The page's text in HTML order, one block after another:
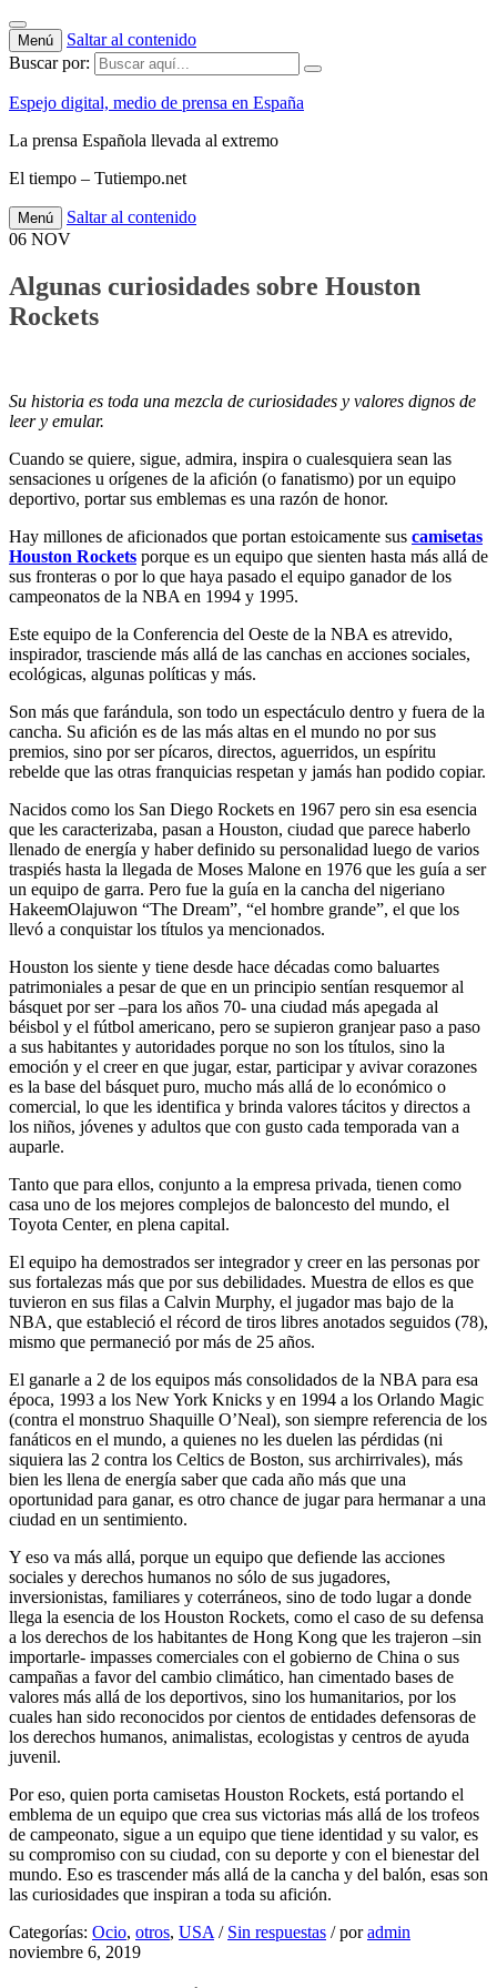
Menú
Saltar al contenido
Buscar por:
Espejo digital, medio de prensa en España
La prensa Española llevada al extremo
El tiempo – Tutiempo.net
Menú
Saltar al contenido
06 NOV
Algunas curiosidades sobre Houston
Rockets
Su historia es toda una mezcla de curiosidades y valores dignos de
leer y emular.
Cuando se quiere, sigue, admira, inspira o cualesquiera sean las
sensaciones u orígenes de la afición (o fanatismo) por un equipo
deportivo, portar sus emblemas es una razón de honor.
Hay millones de aficionados que portan estoicamente sus camisetas
Houston Rockets porque es un equipo que sienten hasta más allá de
sus fronteras o por lo que haya pasado el equipo ganador de los
campeonatos de la NBA en 1994 y 1995.
Este equipo de la Conferencia del Oeste de la NBA es atrevido,
inspirador, trasciende más allá de las canchas en acciones sociales,
ecológicas, algunas políticas y más.
Son más que farándula, son todo un espectáculo dentro y fuera de la
cancha. Su afición es de las más altas en el mundo no por sus
premios, sino por ser pícaros, directos, aguerridos, un espíritu
rebelde que las otras franquicias respetan y jamás han podido copiar.
Nacidos como los San Diego Rockets en 1967 pero sin esa esencia
que les caracterizaba, pasan a Houston, ciudad que parece haberlo
llenado de energía y haber definido su personalidad luego de varios
traspiés hasta la llegada de Moses Malone en 1976 que les guía a ser
un equipo de garra. Pero fue la guía en la cancha del nigeriano
HakeemOlajuwon “The Dream”, “el hombre grande”, el que los
llevó a conquistar los títulos ya mencionados.
Houston los siente y tiene desde hace décadas como baluartes
patrimoniales a pesar de que en un principio sentían resquemor al
básquet por ser –para los años 70- una ciudad más apegada al
béisbol y el fútbol americano, pero se supieron granjear paso a paso
a sus habitantes y autoridades porque no son los títulos, sino la
emoción y el creer en que jugar, estar, participar y avivar corazones
es la base del básquet puro, mucho más allá de lo económico o
comercial, lo que les identifica y brinda valores tácitos y directos a
los niños, jóvenes y adultos que con gusto cada temporada van a
auparle.
Tanto que para ellos, conjunto a la empresa privada, tienen como
casa uno de los mejores complejos de baloncesto del mundo, el
Toyota Center, en plena capital.
El equipo ha demostrados ser integrador y creer en las personas por
sus fortalezas más que por sus debilidades. Muestra de ellos es que
tuvieron en sus filas a Calvin Murphy, el jugador mas bajo de la
NBA, que estableció el récord de tiros libres anotados seguidos (78),
mismo que permaneció por más de 25 años.
El ganarle a 2 de los equipos más consolidados de la NBA para esa
época, 1993 a los New York Knicks y en 1994 a los Orlando Magic
(contra el monstruo Shaquille O’Neal), son siempre referencia de los
fanáticos en el mundo, a quienes no les duelen las pérdidas (ni
siquiera las 2 contra los Celtics de Boston, sus archirrivales), más
bien les llena de energía saber que cada año más que una
oportunidad para ganar, es otro chance de jugar para hermanar a una
ciudad en un sentimiento.
Y eso va más allá, porque un equipo que defiende las acciones
sociales y derechos humanos no sólo de sus jugadores,
inversionistas, familiares y coterráneos, sino de todo lugar a donde
llega la esencia de los Houston Rockets, como el caso de su defensa
a los derechos de los habitantes de Hong Kong que les trajeron –sin
importarle- impasses comerciales con el gobierno de China o sus
campañas a favor del cambio climático, han cimentado bases de
valores más allá de los deportivos, sino los humanitarios, por los
cuales han sido reconocidos por cientos de entidades defensoras de
los derechos humanos, animalistas, ecologistas y centros de ayuda
juvenil.
Por eso, quien porta camisetas Houston Rockets, está portando el
emblema de un equipo que crea sus victorias más allá de los trofeos
de campeonato, sigue a un equipo que tiene identidad y su valor, es
su compromiso con su ciudad, con su deporte y con el bienestar del
mundo. Eso es trascender más allá de la cancha y del balón, esas son
las curiosidades que inspiran a toda su afición.
Categorías: Ocio, otros, USA / Sin respuestas /poradmin
noviembre 6, 2019